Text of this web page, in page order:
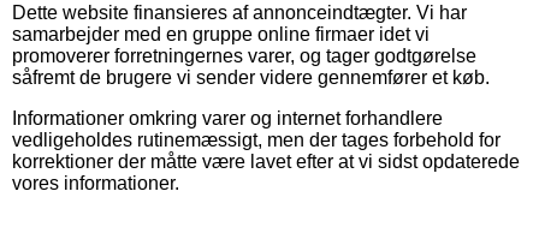
Dette website finansieres af annonceindtægter. Vi har
samarbejder med en gruppe online firmaer idet vi
promoverer forretningernes varer, og tager godtgørelse
såfremt de brugere vi sender videre gennemfører et køb.
Informationer omkring varer og internet forhandlere
vedligeholdes rutinemæssigt, men der tages forbehold for
korrektioner der måtte være lavet efter at vi sidst opdaterede
vores informationer.